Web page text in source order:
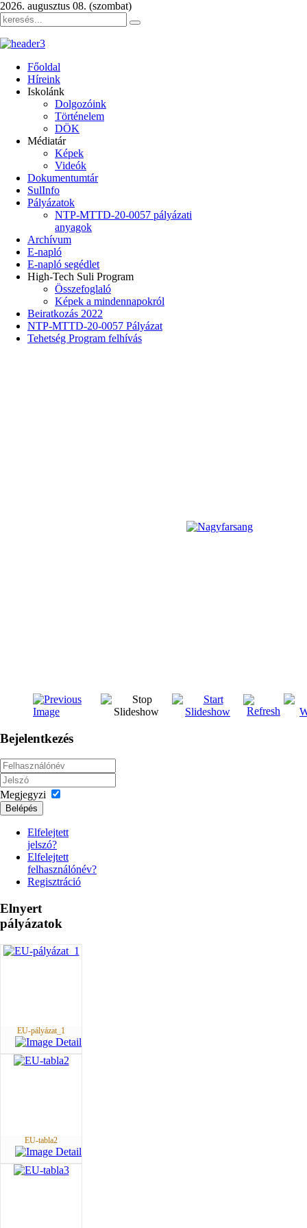
2026. augusztus 08. (szombat)
Főoldal
Híreink
Iskolánk
Dolgozóink
Történelem
DÖK
Médiatár
Képek
Videók
Dokumentumtár
SulInfo
Pályázatok
NTP-MTTD-20-0057 pályázati
anyagok
Archívum
E-napló
E-napló segédlet
High-Tech Suli Program
Összefoglaló
Képek a mindennapokról
Beiratkozás 2022
NTP-MTTD-20-0057 Pályázat
Tehetség Program felhívás
Bejelentkezés
Megjegyzi
Belépés
Elfelejtett
jelszó?
Elfelejtett
felhasználónév?
Regisztráció
Elnyert
pályázatok
EU-pályázat_1
EU-tabla2